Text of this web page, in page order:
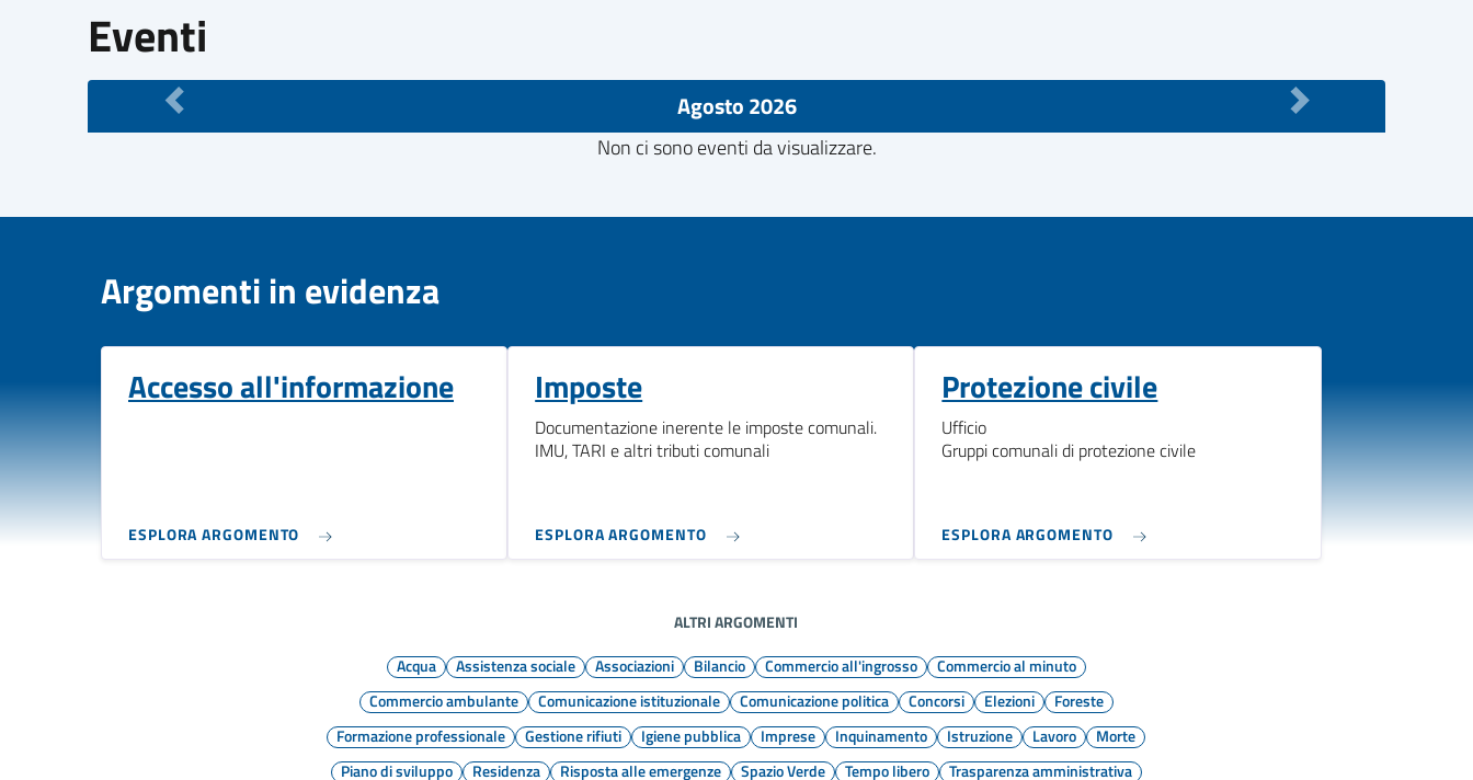
Eventi
Agosto 2026
Non ci sono eventi da visualizzare.
Argomenti in evidenza
Accesso all'informazione
ESPLORA ARGOMENTO
Imposte
Documentazione inerente le imposte comunali.
IMU, TARI e altri tributi comunali
ESPLORA ARGOMENTO
Protezione civile
Ufficio
Gruppi comunali di protezione civile
ESPLORA ARGOMENTO
ALTRI ARGOMENTI
Acqua
Assistenza sociale Associazioni Bilancio Commercio all'ingrosso
Commercio al minuto
Commercio ambulante
Comunicazione istituzionale Comunicazione politica Concorsi Elezioni
Foreste
Formazione professionale
Gestione rifiuti Igiene pubblica Imprese Inquinamento Istruzione Lavoro
Morte
Piano di sviluppo
Residenza Risposta alle emergenze Spazio Verde Tempo libero
Trasparenza amministrativa